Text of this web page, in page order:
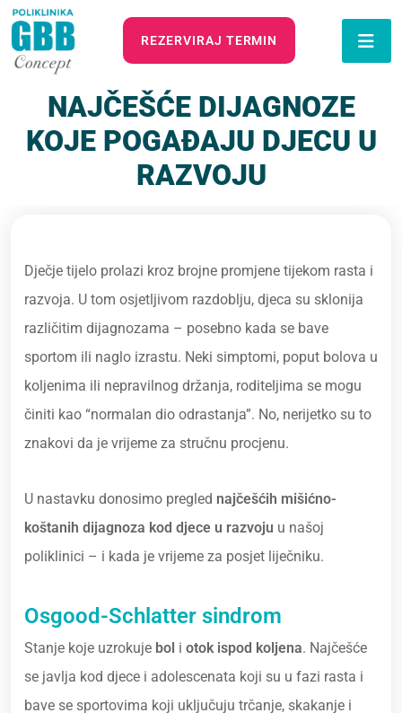
REZERVIRAJ TERMIN
NAJČEŠĆE DIJAGNOZE
KOJE POGAĐAJU DJECU U
RAZVOJU
Dječje tijelo prolazi kroz brojne promjene tijekom rasta i
razvoja. U tom osjetljivom razdoblju, djeca su sklonija
različitim dijagnozama – posebno kada se bave
sportom ili naglo izrastu. Neki simptomi, poput bolova u
koljenima ili nepravilnog držanja, roditeljima se mogu
činiti kao “normalan dio odrastanja”. No, nerijetko su to
znakovi da je vrijeme za stručnu procjenu.
U nastavku donosimo pregled najčešćih mišićno-
koštanih dijagnoza kod djece u razvoju u našoj
poliklinici – i kada je vrijeme za posjet liječniku.
Osgood-Schlatter sindrom
Stanje koje uzrokuje bol i otok ispod koljena. Najčešće
se javlja kod djece i adolescenata koji su u fazi rasta i
bave se sportovima koji uključuju trčanje, skakanje i